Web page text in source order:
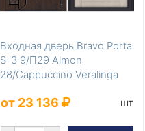
Входная дверь Bravo Porta
S-3 9/П29 Almon
28/Cappuccino Veralinga
от 23 136 шт